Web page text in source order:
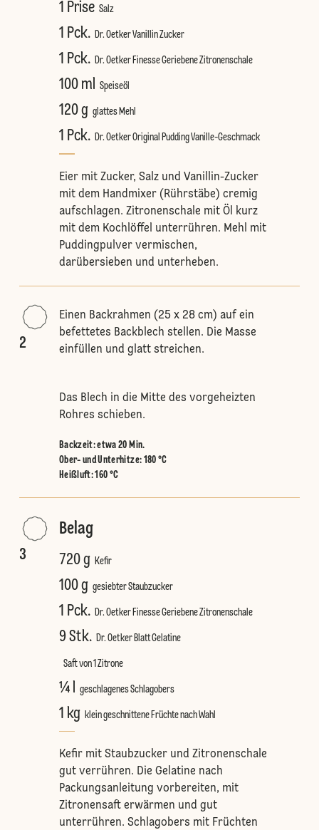
1 Prise Salz
1 Pck. Dr. Oetker Vanillin Zucker
1 Pck. Dr. Oetker Finesse Geriebene Zitronenschale
100 ml Speiseöl
120 g glattes Mehl
1 Pck. Dr. Oetker Original Pudding Vanille-Geschmack
Eier mit Zucker, Salz und Vanillin-Zucker
mit dem Handmixer (Rührstäbe) cremig
aufschlagen. Zitronenschale mit Öl kurz
mit dem Kochlöffel unterrühren. Mehl mit
Puddingpulver vermischen,
darübersieben und unterheben.
2
Einen Backrahmen (25 x 28 cm) auf ein
befettetes Backblech stellen. Die Masse
einfüllen und glatt streichen.
Das Blech in die Mitte des vorgeheizten
Rohres schieben.
Backzeit: etwa 20 Min.
Ober- und Unterhitze: 180 °C
Heißluft:160 °C
3
Belag
720 g Kefir
100 g gesiebter Staubzucker
1 Pck. Dr. Oetker Finesse Geriebene Zitronenschale
9 Stk. Dr. Oetker Blatt Gelatine
Saft von 1 Zitrone
¼ l geschlagenes Schlagobers
1 kg klein geschnittene Früchte nach Wahl
Kefir mit Staubzucker und Zitronenschale
gut verrühren. Die Gelatine nach
Packungsanleitung vorbereiten, mit
Zitronensaft erwärmen und gut
unterrühren. Schlagobers mit Früchten